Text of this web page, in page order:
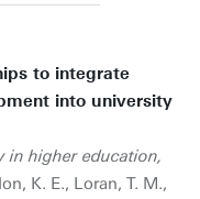
to integrate
into university
in higher education,
K. E., Loran, T. M.,